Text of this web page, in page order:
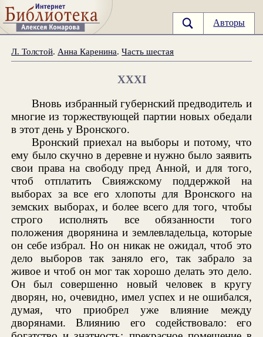
Авторы
Л. Толстой. Анна Каренина.Часть шестая
XXXI
Вновь избранный губернский предводитель и
многие из торжествующей партии новых обедали
в этот день у Вронского.
Вронский приехал на выборы и потому, что
ему было скучно в деревне и нужно было заявить
свои права на свободу пред Анной, и для того,
чтоб отплатить Свияжскому поддержкой на
выборах за все его хлопоты для Вронского на
земских выборах, и более всего для того, чтобы
строго исполнять все обязанности того
положения дворянина и землевладельца, которые
он себе избрал. Но он никак не ожидал, чтоб это
дело выборов так заняло его, так забрало за
живое и чтоб он мог так хорошо делать это дело.
Он был совершенно новый человек в кругу
дворян, но, очевидно, имел успех и не ошибался,
думая, что приобрел уже влияние между
дворянами. Влиянию его содействовало: его